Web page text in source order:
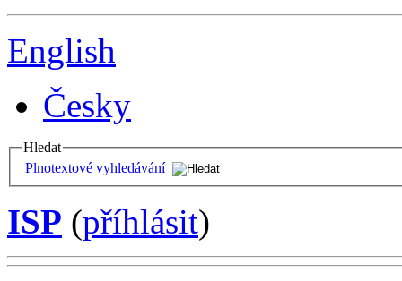
English
Česky
Hledat
Plnotextové vyhledávání
ISP (příhlásit)